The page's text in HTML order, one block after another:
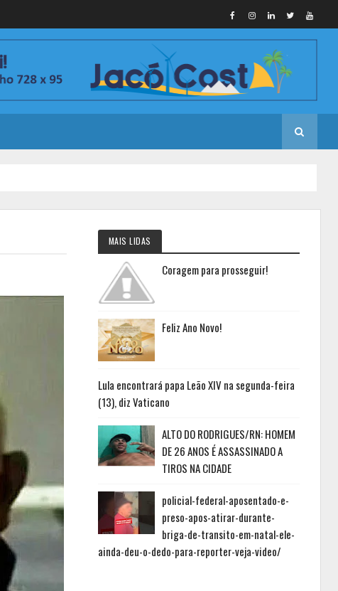
MAIS LIDAS
Coragem para prosseguir!
Feliz Ano Novo!
Lula encontrará papa Leão XIV na segunda-feira
(13), diz Vaticano
ALTO DO RODRIGUES/RN: HOMEM
DE 26 ANOS É ASSASSINADO A
TIROS NA CIDADE
policial-federal-aposentado-e-
preso-apos-atirar-durante-
briga-de-transito-em-natal-ele-
ainda-deu-o-dedo-para-reporter-veja-video/